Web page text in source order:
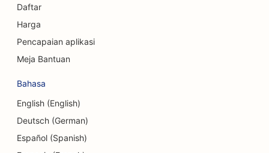
SEO untuk Ahli Bedah Kraniofasial
SEO untuk Koperasi Kredit
SEO untuk Toko Cupcake
SEO untuk Tempat Penitipan Anak
SEO untuk Layanan Konseling Utang
SEO untuk Klinik Gigi
Daftar
Harga
Pencapaian aplikasi
Meja Bantuan
Bahasa
English (English)
Deutsch (German)
Español (Spanish)